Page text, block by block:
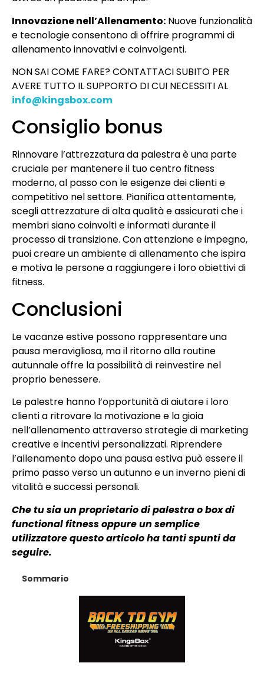
Innovazione nell’Allenamento: Nuove funzionalità
e tecnologie consentono di offrire programmi di
allenamento innovativi e coinvolgenti.
NON SAI COME FARE? CONTATTACI SUBITO PER
AVERE TUTTO IL SUPPORTO DI CUI NECESSITI AL
info@kingsbox.com
Consiglio bonus
Rinnovare l’attrezzatura da palestra è una parte
cruciale per mantenere il tuo centro fitness
moderno, al passo con le esigenze dei clienti e
competitivo nel settore. Pianifica attentamente,
scegli attrezzature di alta qualità e assicurati che i
membri siano coinvolti e informati durante il
processo di transizione. Con attenzione e impegno,
puoi creare un ambiente di allenamento che ispira
e motiva le persone a raggiungere i loro obiettivi di
fitness.
Conclusioni
Le vacanze estive possono rappresentare una
pausa meravigliosa, ma il ritorno alla routine
autunnale offre la possibilità di reinvestire nel
proprio benessere.
Le palestre hanno l’opportunità di aiutare i loro
clienti a ritrovare la motivazione e la gioia
nell’allenamento attraverso strategie di marketing
creative e incentivi personalizzati. Riprendere
l’allenamento dopo una pausa estiva può essere il
primo passo verso un autunno e un inverno pieni di
vitalità e successi personali.
Che tu sia un proprietario di palestra o box di
functional fitness oppure un semplice
utilizzatore questo articolo ha tanti spunti da
seguire.
Sommario